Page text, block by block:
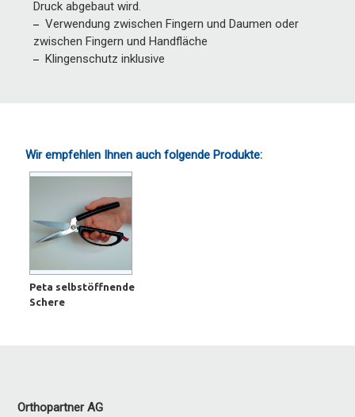
Druck abgebaut wird.
Verwendung zwischen Fingern und Daumen oder
zwischen Fingern und Handfläche
Klingenschutz inklusive
Wir empfehlen Ihnen auch folgende Produkte:
Peta selbstöffnende
Schere
Orthopartner AG